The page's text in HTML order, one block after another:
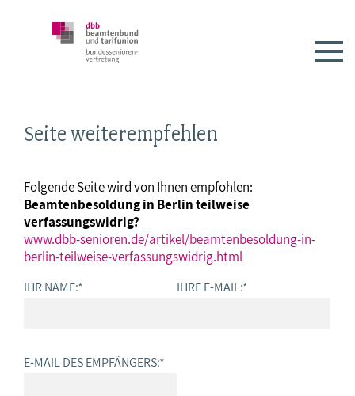
Seite weiterempfehlen
Folgende Seite wird von Ihnen empfohlen:
Beamtenbesoldung in Berlin teilweise
verfassungswidrig?
www.dbb-senioren.de/artikel/beamtenbesoldung-in-
berlin-teilweise-verfassungswidrig.html
IHR NAME:* IHRE E-MAIL:*
E-MAIL DES EMPFÄNGERS:*